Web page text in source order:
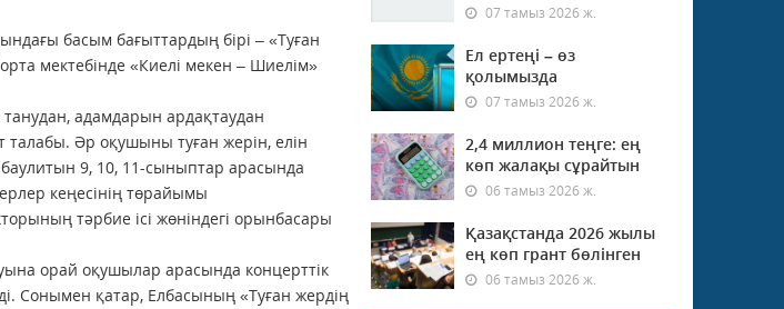
басым бағыттардың бірі – «Туған
мектебінде «Киелі мекен – Шиелім»
адамдарын ардақтаудан
талабы. Әр оқушыны туған жерін, елін
баулитын 9, 10, 11-сыныптар арасында
кеңесінің төрайымы
тәрбие ісі жөніндегі орынбасары
орай оқушылар арасында концерттік
Сонымен қатар, Елбасының «Туған жердің
07 тамыз 2026 ж.
Ел ертеңі – өз
қолымызда
07 тамыз 2026 ж.
2,4 миллион теңге: ең
көп жалақы сұрайтын
06 тамыз 2026 ж.
Қазақстанда 2026 жылы
ең көп грант бөлінген
06 тамыз 2026 ж.